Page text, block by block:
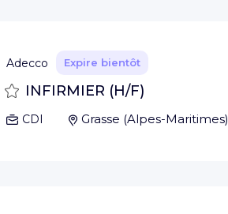
Adecco Expire bientôt
Sauvegarder
INFIRMIER (H/F)
CDI Grasse (Alpes-Maritimes)